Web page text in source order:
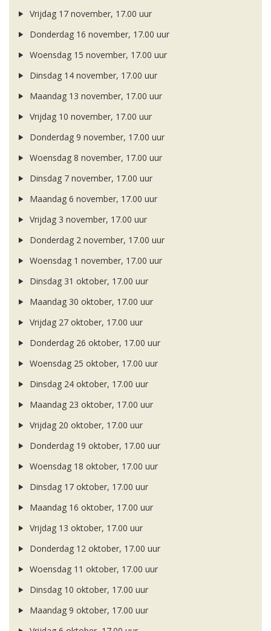
Vrijdag 17 november, 17.00 uur
Donderdag 16 november, 17.00 uur
Woensdag 15 november, 17.00 uur
Dinsdag 14 november, 17.00 uur
Maandag 13 november, 17.00 uur
Vrijdag 10 november, 17.00 uur
Donderdag 9 november, 17.00 uur
Woensdag 8 november, 17.00 uur
Dinsdag 7 november, 17.00 uur
Maandag 6 november, 17.00 uur
Vrijdag 3 november, 17.00 uur
Donderdag 2 november, 17.00 uur
Woensdag 1 november, 17.00 uur
Dinsdag 31 oktober, 17.00 uur
Maandag 30 oktober, 17.00 uur
Vrijdag 27 oktober, 17.00 uur
Donderdag 26 oktober, 17.00 uur
Woensdag 25 oktober, 17.00 uur
Dinsdag 24 oktober, 17.00 uur
Maandag 23 oktober, 17.00 uur
Vrijdag 20 oktober, 17.00 uur
Donderdag 19 oktober, 17.00 uur
Woensdag 18 oktober, 17.00 uur
Dinsdag 17 oktober, 17.00 uur
Maandag 16 oktober, 17.00 uur
Vrijdag 13 oktober, 17.00 uur
Donderdag 12 oktober, 17.00 uur
Woensdag 11 oktober, 17.00 uur
Dinsdag 10 oktober, 17.00 uur
Maandag 9 oktober, 17.00 uur